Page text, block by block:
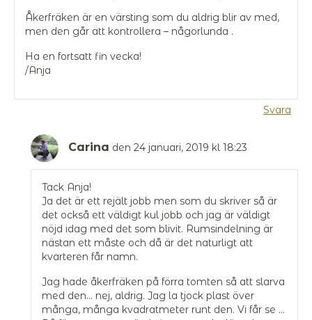
Åkerfräken är en värsting som du aldrig blir av med,
men den går att kontrollera – någorlunda .
Ha en fortsatt fin vecka!
/Anja
Svara
Carina den 24 januari, 2019 kl 18:23
Tack Anja!
Ja det är ett rejält jobb men som du skriver så är
det också ett väldigt kul jobb och jag är väldigt
nöjd idag med det som blivit. Rumsindelning är
nästan ett måste och då är det naturligt att
kvarteren får namn.
Jag hade åkerfräken på förra tomten så att slarva
med den… nej, aldrig. Jag la tjock plast över
många, många kvadratmeter runt den. Vi får se …